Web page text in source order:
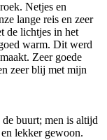
Netjes en
lange reis en zeer
de lichtjes in het
warm. Dit werd
Zeer goede
zeer blij met mijn
buurt; men is altijd
lekker gewoon.